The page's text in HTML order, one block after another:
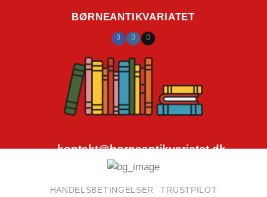
BØRNEANTIKVARIATET
kontakt@borneantikvariatet.dk
HANDELSBETINGELSER TRUSTPILOT